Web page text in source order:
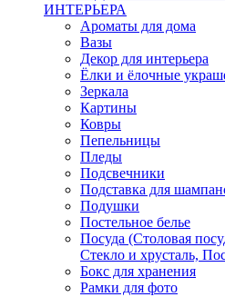
ИНТЕРЬЕРА
Ароматы для дома
Вазы
Декор для интерьера
Ёлки и ёлочные
Зеркала
Картины
Ковры
Пепельницы
Пледы
Подсвечники
Подставка для
Подушки
Постельное белье
Посуда (Столовая
Стекло и хрусталь,
Бокс для хранения
Рамки для фото